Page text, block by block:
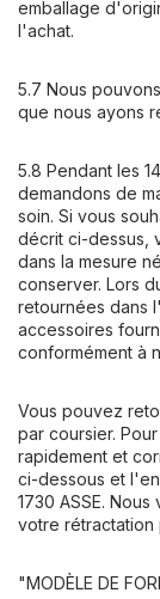
emballage
l'achat.
5.7 Nous
que nous ayons
5.8 Pendant les
demandons de
soin. Si vous
décrit ci-dessus,
dans la mesure
conserver. Lors
retournées dans
accessoires
conformément à
Vous pouvez
par coursier.
rapidement et
ci-dessous et
1730 ASSE.
votre rétractation
"MODÈLE DE